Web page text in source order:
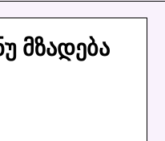
მზადება